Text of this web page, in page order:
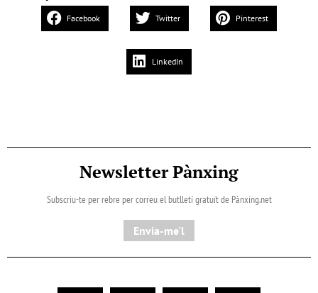
Facebook Twitter Pinterest
LinkedIn
Newsletter Pànxing
Subscriu-te per rebre per correu el butlletí gratuït de Pànxing.net​
Envia-me'l